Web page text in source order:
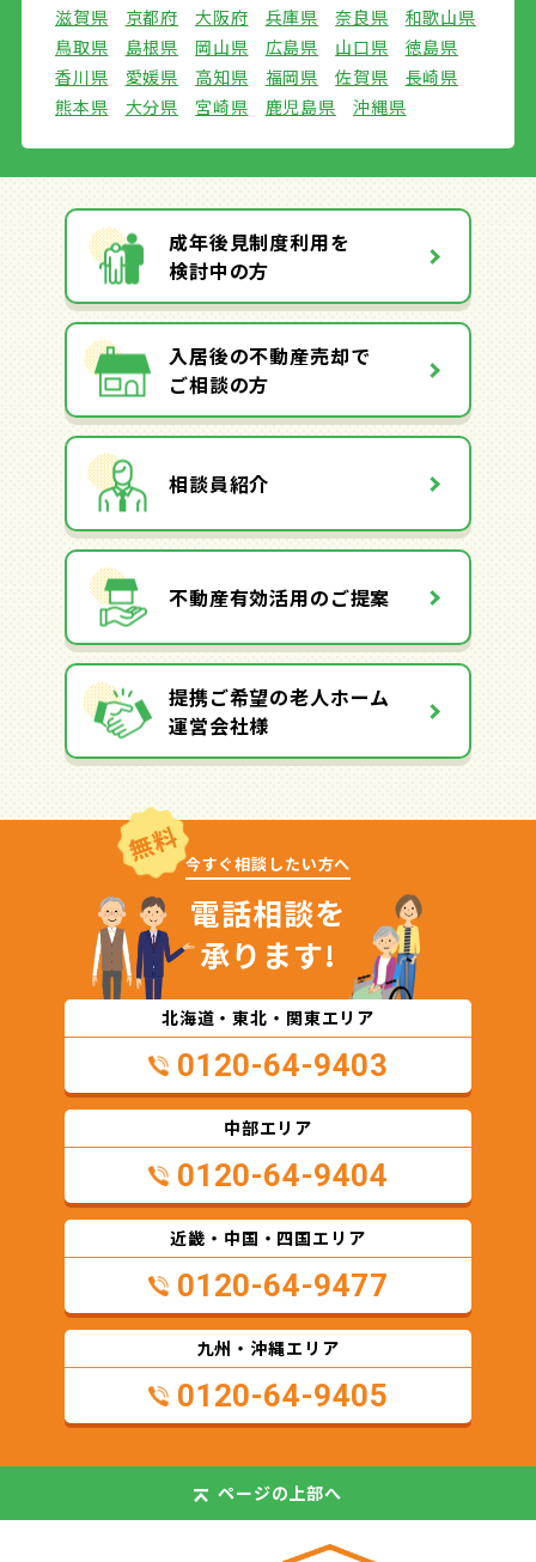
滋賀県
京都府 大阪府 兵庫県 奈良県
和歌山県
鳥取県
島根県 岡山県 広島県 山口県
徳島県
香川県
愛媛県 高知県 福岡県 佐賀県
長崎県
熊本県
大分県 宮崎県 鹿児島県 沖縄県
成年後見制度利用を
検討中の方
入居後の不動産売却で
ご相談の方
相談員紹介
不動産有効活用のご提案
提携ご希望の老人ホーム
運営会社様
無料 今すぐ相談したい方へ
電話相談を
承ります!
北海道・東北・関東エリア
0120-64-9403
中部エリア
0120-64-9404
近畿・中国・四国エリア
0120-64-9477
九州・沖縄エリア
0120-64-9405
ページの上部へ